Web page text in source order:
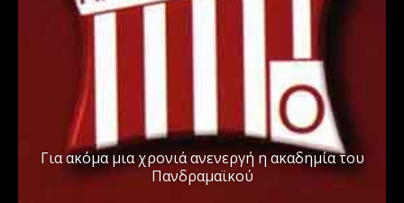
Για ακόμα μια χρονιά ανενεργή η ακαδημία του
Πανδραμαϊκού